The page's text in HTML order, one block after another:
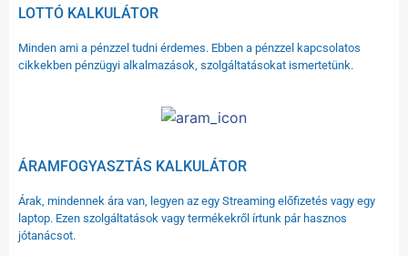
LOTTÓ KALKULÁTOR
Minden ami a pénzzel tudni érdemes. Ebben a pénzzel kapcsolatos
cikkekben pénzügyi alkalmazások, szolgáltatásokat ismertetünk.
ÁRAMFOGYASZTÁS KALKULÁTOR
Árak, mindennek ára van, legyen az egy Streaming előfizetés vagy egy
laptop. Ezen szolgáltatások vagy termékekről írtunk pár hasznos
jótanácsot.